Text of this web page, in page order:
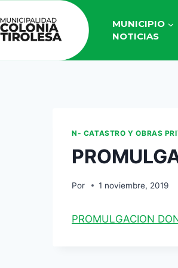
MUNICIPIO
NOTICIAS
N- CATASTRO Y OBRAS
Por 1 noviembre, 2019
PROMULGACION